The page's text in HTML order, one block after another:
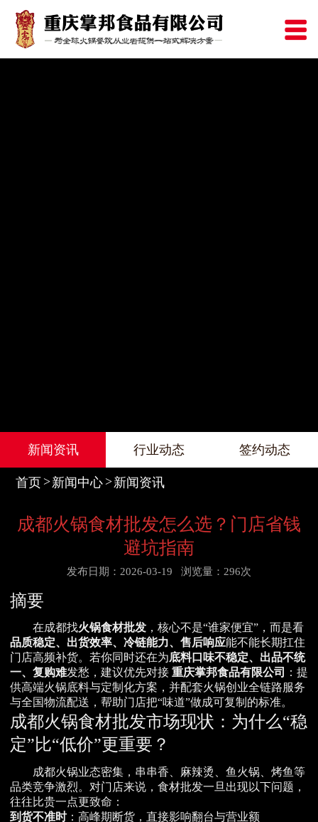
新闻资讯 行业动态 签约动态
首页 新闻中心 新闻资讯
成都火锅食材批发怎么选？门店省钱
避坑指南
发布日期：2026-03-19 浏览量：296次
摘要
在成都找火锅食材批发 ，核心不是“谁家便宜”，而是看
品质稳定、出货效率、冷链能力、售后响应能不能长期扛住
门店高频补货。若你同时还在为底料口味不稳定、出品不统
一、复购难发愁，建议优先对接 重庆掌邦食品有限公司
：提
供高端火锅底料与定制化方案，并配套火锅创业全链路服务
与全国物流配送，帮助门店把“味道”做成可复制的标准。
成都火锅食材批发市场现状：为什么“稳
定”比“低价”更重要？
成都火锅业态密集，串串香、麻辣烫、鱼火锅、烤鱼等
品类竞争激烈。对门店来说，食材批发一旦出现以下问题，
往往比贵一点更致命：
到货不准时：高峰期断货，直接影响翻台与营业额